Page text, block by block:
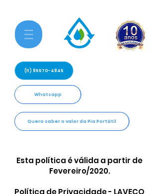
(11) 95570-4845
Whatsapp
Quero saber o valor da Pia Portátil
Esta política é válida a partir de
Fevereiro/2020.
Política de Privacidade - LAVECO